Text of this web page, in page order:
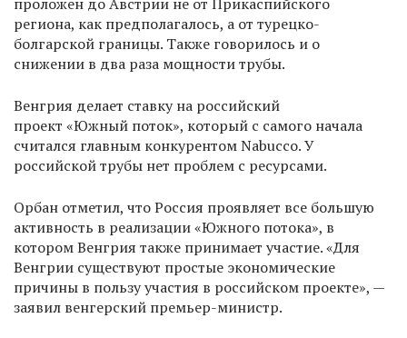
региона, как предполагалось, а от турецко-
болгарской границы. Также говорилось и о
снижении в два раза мощности трубы.
Венгрия делает ставку на российский
проект «Южный поток», который с самого начала
считался главным конкурентом Nabucco. У
российской трубы нет проблем с ресурсами.
Орбан отметил, что Россия проявляет все большую
активность в реализации «Южного потока», в
котором Венгрия также принимает участие. «Для
Венгрии существуют простые экономические
причины в пользу участия в российском проекте», —
заявил венгерский премьер-министр.